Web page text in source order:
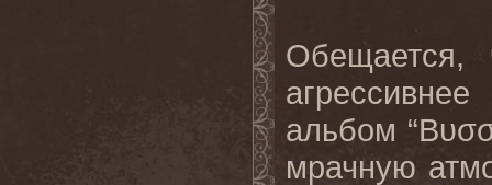
Обещается,
альбом
мрачную